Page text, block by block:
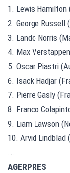
1. Lewis Hamilton
2. George Russell
3. Lando Norris
4. Max
5. Oscar Piastri
6. Isack Hadjar
7. Pierre Gasly
8. Franco
9. Liam Lawson
10. Arvid Lindblad
...
AGERPRES